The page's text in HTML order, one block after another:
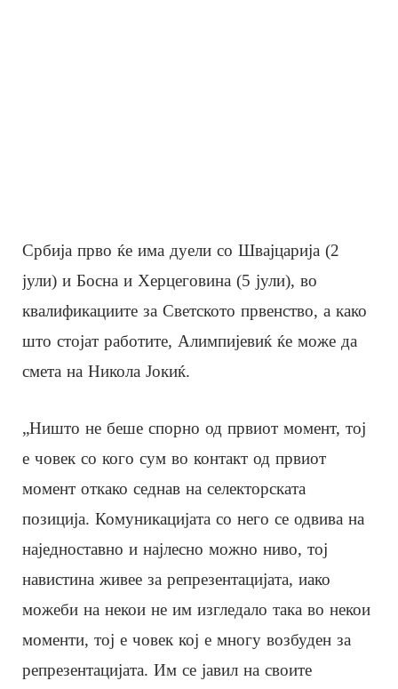
Србија прво ќе има дуели со Швајцарија (2
јули) и Босна и Херцеговина (5 јули), во
квалификациите за Светското првенство, а како
што стојат работите, Алимпијевиќ ќе може да
смета на Никола Јокиќ.
„Ништо не беше спорно од првиот момент, тој
е човек со кого сум во контакт од првиот
момент откако седнав на селекторската
позиција. Комуникацијата со него се одвива на
наједноставно и најлесно можно ниво, тој
навистина живее за репрезентацијата, иако
можеби на некои не им изгледало така во некои
моменти, тој е човек кој е многу возбуден за
репрезентацијата. Им се јавил на своите